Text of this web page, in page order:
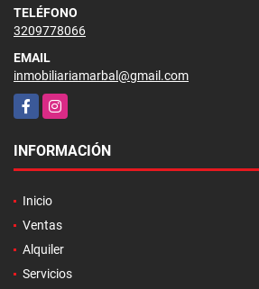
TELÉFONO
3209778066
EMAIL
inmobiliariamarbal@gmail.com
FacebookInstagram
INFORMACIÓN
Inicio
Ventas
Alquiler
Servicios